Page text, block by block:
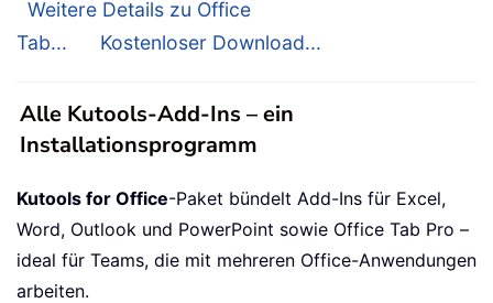
Weitere Details zu Office
Tab...
Kostenloser Download...
Alle Kutools-Add-Ins – ein
Installationsprogramm
Kutools for Office-Paket bündelt Add-Ins für Excel,
Word, Outlook und PowerPoint sowie Office Tab Pro –
ideal für Teams, die mit mehreren Office-Anwendungen
arbeiten.